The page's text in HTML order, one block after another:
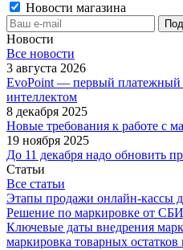
Новости магазина
Новости
Все новости
3 августа 2026
EvoPoint — первый платежный
интеллектом
8 декабря 2025
Новые требования к работе с
19 ноября 2025
До 11 декабря надо обновить
Статьи
Все статьи
Этапы продажи онлайн-кассы
Решение по маркировке от
Ключевые даты внедрения
маркировка товарных